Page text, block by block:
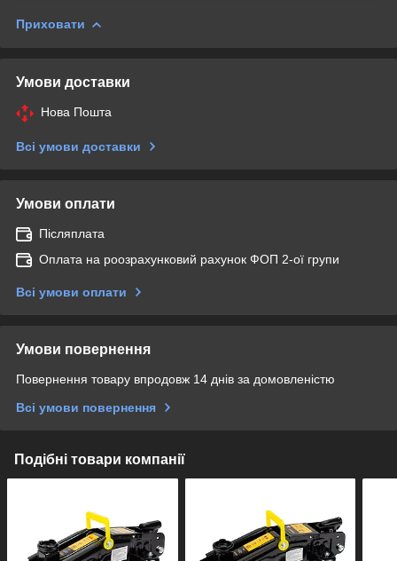
Приховати
Умови доставки
Нова Пошта
Всі умови доставки
Умови оплати
Післяплата
Оплата на роозрахунковий рахунок ФОП 2-ої групи
Всі умови оплати
Умови повернення
Повернення товару впродовж 14 днів за домовленістю
Всі умови повернення
Подібні товари компанії